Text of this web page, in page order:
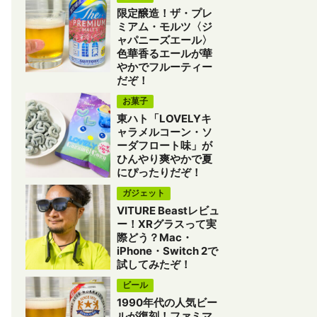
限定醸造！ザ・プレ
ミアム・モルツ〈ジ
ャパニーズエール〉
色華香るエールが華
やかでフルーティー
だぞ！
お菓子
東ハト「LOVELYキ
ャラメルコーン・ソ
ーダフロート味」が
ひんやり爽やかで夏
にぴったりだぞ！
ガジェット
VITURE Beastレビュ
ー！XRグラスって実
際どう？Mac・
iPhone・Switch 2で
試してみたぞ！
ビール
1990年代の人気ビー